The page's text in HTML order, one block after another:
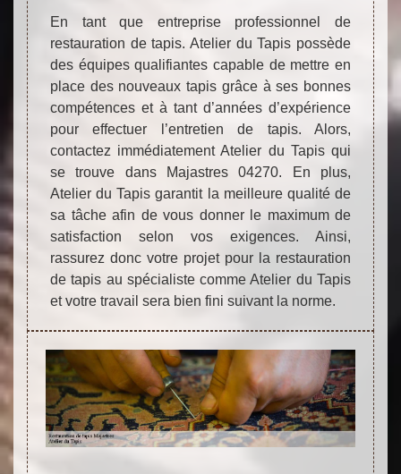
En tant que entreprise professionnel de
restauration de tapis. Atelier du Tapis possède
des équipes qualifiantes capable de mettre en
place des nouveaux tapis grâce à ses bonnes
compétences et à tant d’années d’expérience
pour effectuer l’entretien de tapis. Alors,
contactez immédiatement Atelier du Tapis qui
se trouve dans Majastres 04270. En plus,
Atelier du Tapis garantit la meilleure qualité de
sa tâche afin de vous donner le maximum de
satisfaction selon vos exigences. Ainsi,
rassurez donc votre projet pour la restauration
de tapis au spécialiste comme Atelier du Tapis
et votre travail sera bien fini suivant la norme.